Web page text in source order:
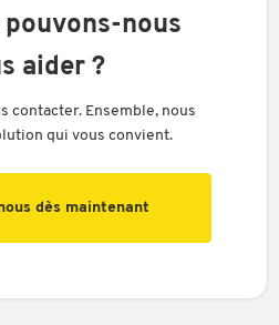
pouvons-nous
aider ?
contacter. Ensemble, nous
qui vous convient.
dès maintenant